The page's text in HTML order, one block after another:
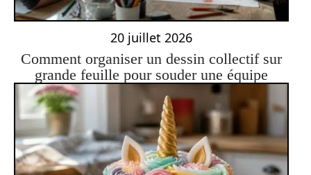
20 juillet 2026
Comment organiser un dessin collectif sur
grande feuille pour souder une équipe